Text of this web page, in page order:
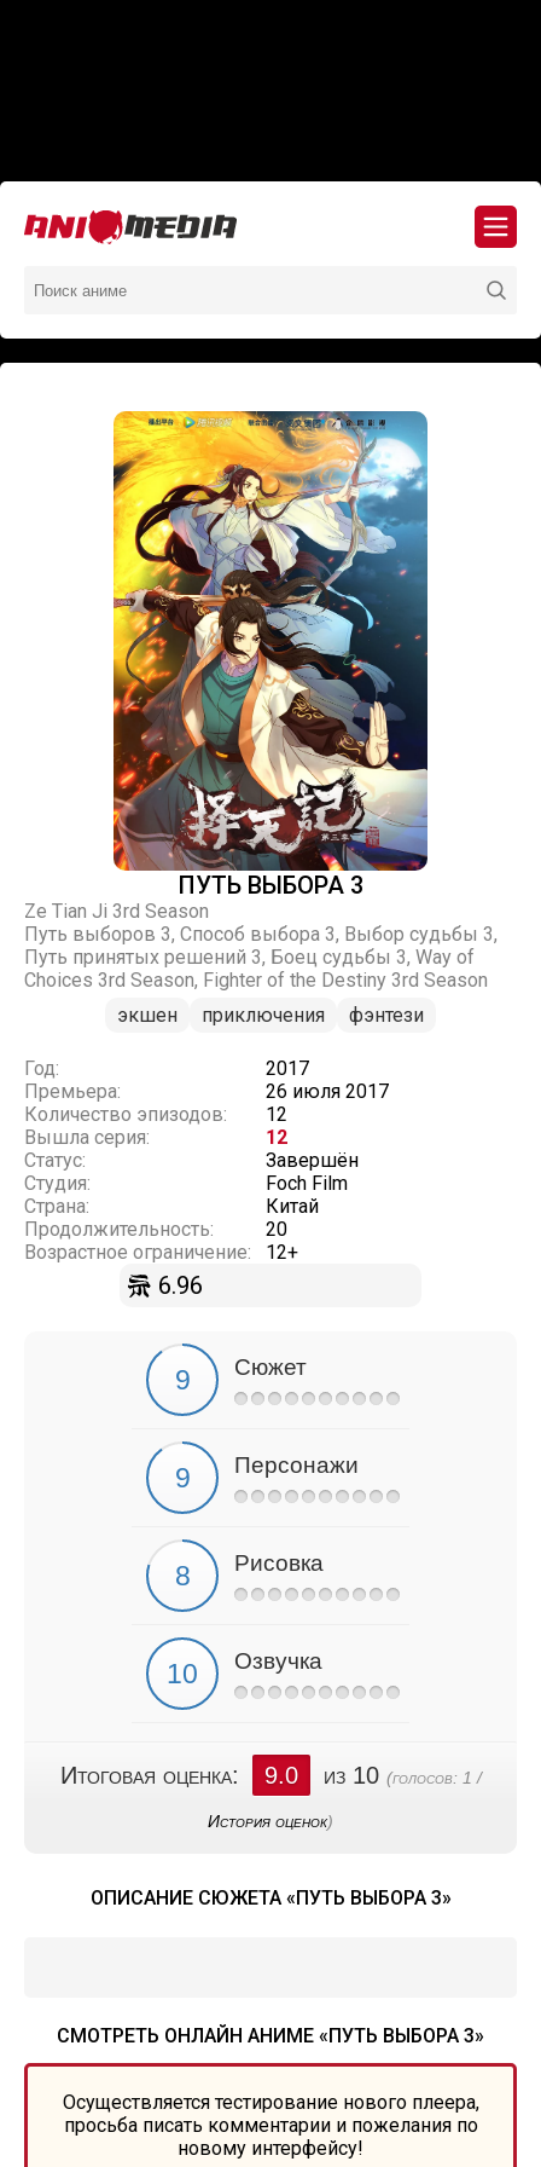
ПУТЬ ВЫБОРА 3
Ze Tian Ji 3rd Season
Путь выборов 3, Способ выбора 3, Выбор судьбы 3,
Путь принятых решений 3, Боец судьбы 3, Way of
Choices 3rd Season, Fighter of the Destiny 3rd Season
экшен
приключения фэнтези
Год:
2017
Премьера:
26 июля 2017
Количество эпизодов:
12
Вышла серия:
12
Статус:
Завершён
Студия:
Foch Film
Страна:
Китай
Продолжительность:
20
Возрастное ограничение:
12+
6.96
Сюжет
Персонажи
Рисовка
Озвучка
Итоговая оценка: 9.0 из 10 (голосов: 1 /
История оценок)
ОПИСАНИЕ СЮЖЕТА «ПУТЬ ВЫБОРА 3»
СМОТРЕТЬ ОНЛАЙН АНИМЕ «ПУТЬ ВЫБОРА 3»
Осуществляется тестирование нового плеера,
просьба писать комментарии и пожелания по
новому интерфейсу!